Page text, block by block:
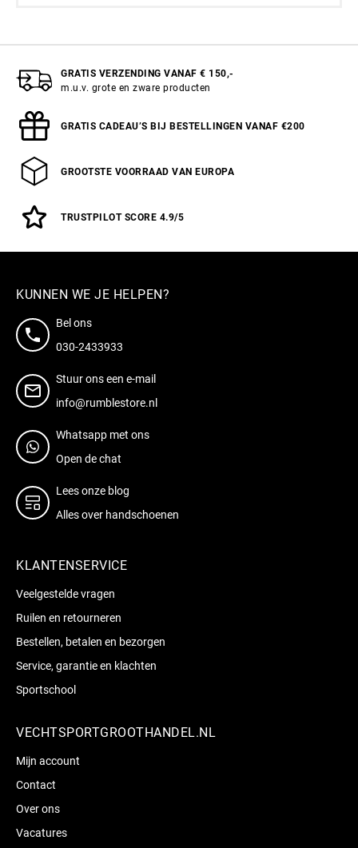
GRATIS VERZENDING VANAF € 150,-
m.u.v. grote en zware producten
GRATIS CADEAU’S BIJ BESTELLINGEN VANAF €200
GROOTSTE VOORRAAD VAN EUROPA
TRUSTPILOT SCORE 4.9/5
KUNNEN WE JE HELPEN?
Bel ons
030-2433933
Stuur ons een e-mail
info@rumblestore.nl
Whatsapp met ons
Open de chat
Lees onze blog
Alles over handschoenen
KLANTENSERVICE
Veelgestelde vragen
Ruilen en retourneren
Bestellen, betalen en bezorgen
Service, garantie en klachten
Sportschool
VECHTSPORTGROOTHANDEL.NL
Mijn account
Contact
Over ons
Vacatures